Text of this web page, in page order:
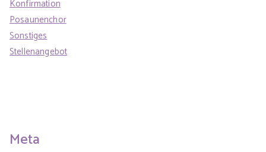
Konfirmation
Posaunenchor
Sonstiges
Stellenangebot
Meta